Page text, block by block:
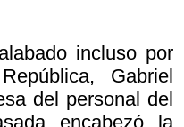
incluso por
Gabriel
del personal del
encabezó la